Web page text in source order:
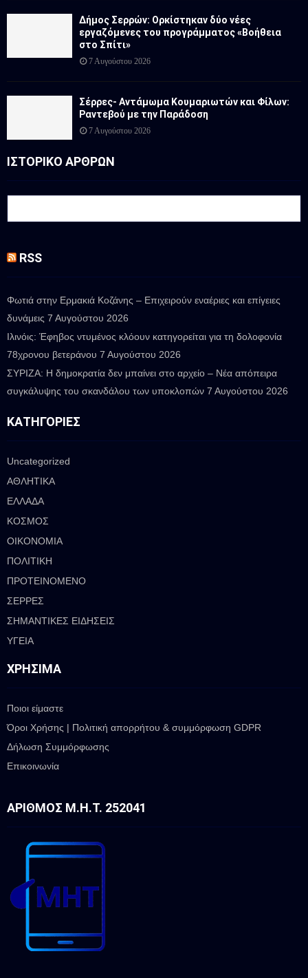
Δήμος Σερρών: Ορκίστηκαν δύο νέες
εργαζόμενες του προγράμματος «Βοήθεια
στο Σπίτι»
7 Αυγούστου 2026
Σέρρες- Αντάμωμα Κουμαριωτών και Φίλων:
Ραντεβού με την Παράδοση
7 Αυγούστου 2026
ΙΣΤΟΡΙΚΟ ΑΡΘΡΩΝ
RSS
Φωτιά στην Ερμακιά Κοζάνης – Επιχειρούν εναέριες και επίγειες
δυνάμεις 7 Αυγούστου 2026
Ιλινόις: Έφηβος ντυμένος κλόουν κατηγορείται για τη δολοφονία
78χρονου βετεράνου 7 Αυγούστου 2026
ΣΥΡΙΖΑ: Η δημοκρατία δεν μπαίνει στο αρχείο – Νέα απόπειρα
συγκάλυψης του σκανδάλου των υποκλοπών 7 Αυγούστου 2026
ΚΑΤΗΓΟΡΊΕΣ
Uncategorized
ΑΘΛΗΤΙΚΑ
ΕΛΛΑΔΑ
ΚΟΣΜΟΣ
ΟΙΚΟΝΟΜΙΑ
ΠΟΛΙΤΙΚΗ
ΠΡΟΤΕΙΝΟΜΕΝΟ
ΣΕΡΡΕΣ
ΣΗΜΑΝΤΙΚΕΣ ΕΙΔΗΣΕΙΣ
ΥΓΕΙΑ
ΧΡΉΣΙΜΑ
Ποιοι είμαστε
Όροι Χρήσης | Πολιτική απορρήτου & συμμόρφωση GDPR
Δήλωση Συμμόρφωσης
Επικοινωνία
ΑΡΙΘΜΌΣ Μ.Η.Τ. 252041